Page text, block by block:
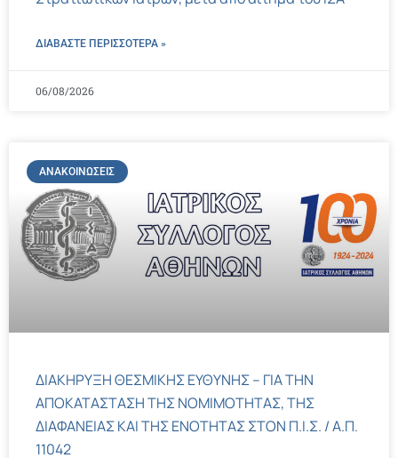
ΔΙΑΒΑΣΤΕ ΠΕΡΙΣΣΌΤΕΡΑ »
06/08/2026
ΑΝΑΚΟΙΝΏΣΕΙΣ
ΔΙΑΚΗΡΥΞΗ ΘΕΣΜΙΚΗΣ ΕΥΘΥΝΗΣ – ΓΙΑ ΤΗΝ
ΑΠΟΚΑΤΑΣΤΑΣΗ ΤΗΣ ΝΟΜΙΜΟΤΗΤΑΣ, ΤΗΣ
ΔΙΑΦΑΝΕΙΑΣ ΚΑΙ ΤΗΣ ΕΝΟΤΗΤΑΣ ΣΤΟΝ Π.Ι.Σ. / Α.Π.
11042